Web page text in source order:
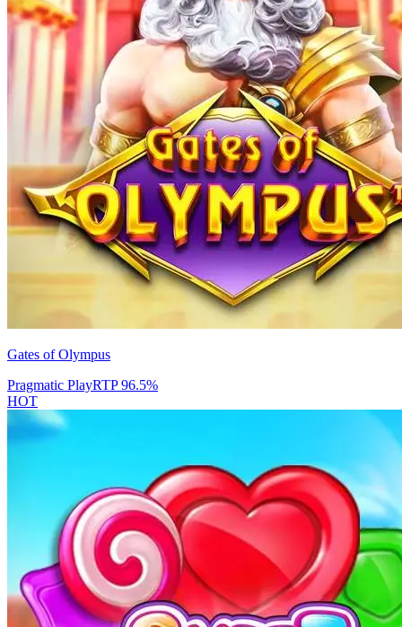
Gates of Olympus
Pragmatic PlayRTP96.5%
HOT